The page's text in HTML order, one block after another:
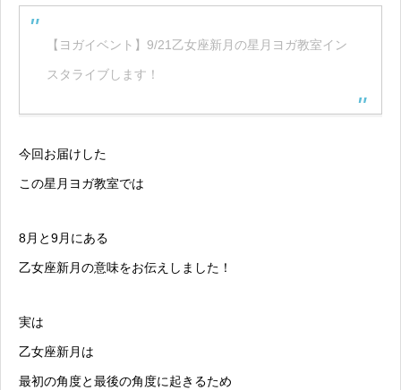
【ヨガイベント】9/21乙女座新月の星月ヨガ教室イン
スタライブします！
今回お届けした
この星月ヨガ教室では
8月と9月にある
乙女座新月の意味をお伝えしました！
実は
乙女座新月は
最初の角度と最後の角度に起きるため